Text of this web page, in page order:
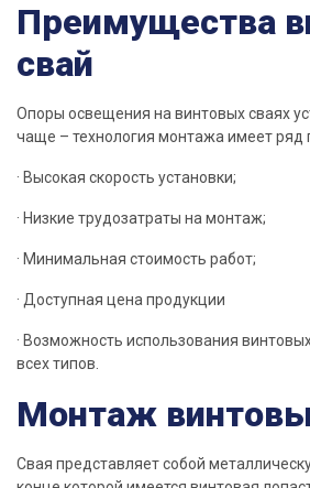
Преимущества
свай
Опоры освещения на винтовыхсваях
чаще – технология монтажа имеет ряд
· Высокая скорость установки;
· Низкие трудозатраты на монтаж;
· Минимальная стоимость работ;
· Доступная цена продукции
· Возможность использования
всех типов.
Монтаж
Свая представляет собой